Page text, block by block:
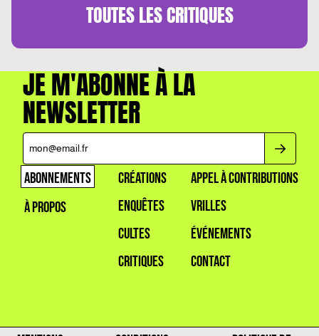
TOUTES LESCRITIQUES
JE M'ABONNE À LA
NEWSLETTER
ABONNEMENTS
À PROPOS
CRÉATIONS
ENQUÊTES
CULTES
CRITIQUES
APPEL À CONTRIBUTIONS
VRILLES
ÉVÉNEMENTS
CONTACT